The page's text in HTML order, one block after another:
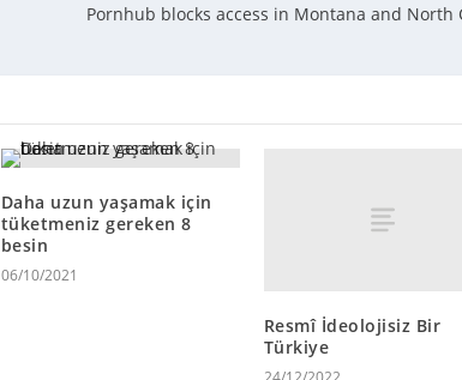
Pornhub blocks access in Montana and North
Daha uzun yaşamak için
tüketmeniz gereken 8
besin
06/10/2021
Resmî İdeolojisiz Bir
Türkiye